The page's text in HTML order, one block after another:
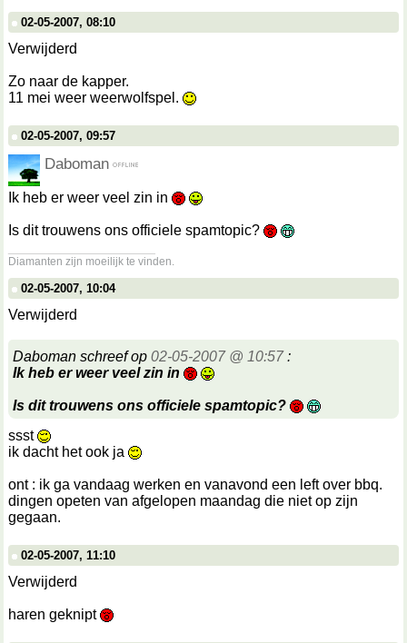
02-05-2007, 08:10
Verwijderd
Zo naar de kapper.
11 mei weer weerwolfspel.
02-05-2007, 09:57
Daboman
Ik heb er weer veel zin in
Is dit trouwens ons officiele spamtopic?
Diamanten zijn moeilijk te vinden.
02-05-2007, 10:04
Verwijderd
Daboman schreef op 02-05-2007 @ 10:57:
Ik heb er weer veel zin in
Is dit trouwens ons officiele spamtopic?
ssst
ik dacht het ook ja
ont : ik ga vandaag werken en vanavond een left over bbq.
dingen opeten van afgelopen maandag die niet op zijn
gegaan.
02-05-2007, 11:10
Verwijderd
haren geknipt